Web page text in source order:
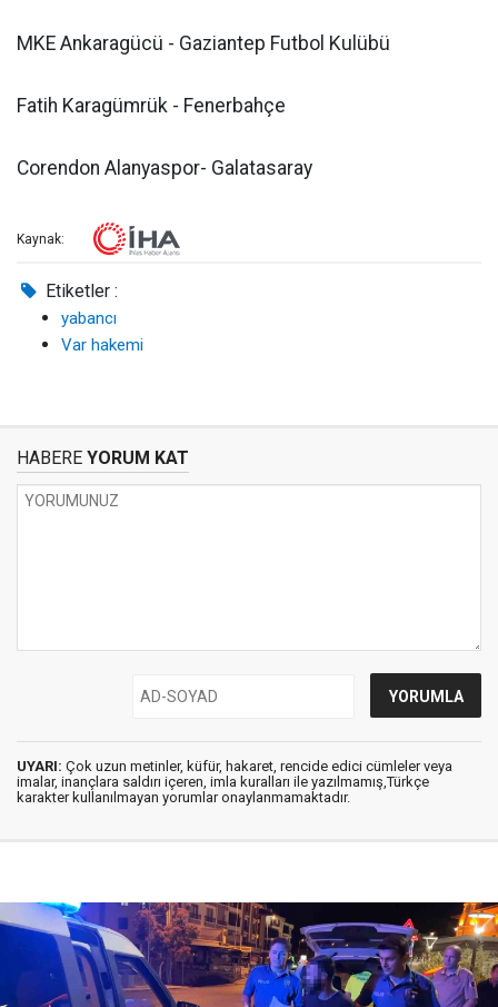
MKE Ankaragücü - Gaziantep Futbol Kulübü
Fatih Karagümrük - Fenerbahçe
Corendon Alanyaspor- Galatasaray
Kaynak:
Etiketler :
yabancı
Var hakemi
HABERE YORUM KAT
UYARI: Çok uzun metinler, küfür, hakaret, rencide edici cümleler veya
imalar, inançlara saldırı içeren, imla kuralları ile yazılmamış,Türkçe
karakter kullanılmayan yorumlar onaylanmamaktadır.